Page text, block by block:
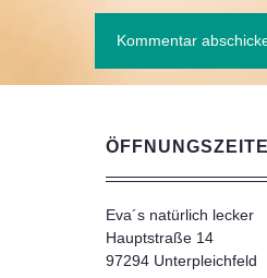
Eva´s natürlich lecker
Hauptstraße 14
97294 Unterpleichfeld